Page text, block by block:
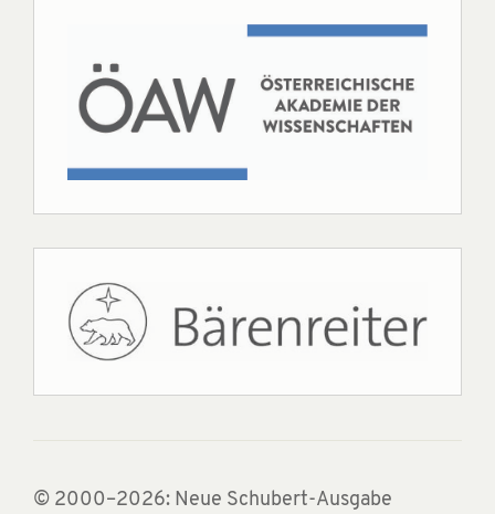
© 2000–2026: Neue Schubert-Ausgabe